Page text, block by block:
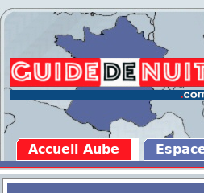
Accueil Aube